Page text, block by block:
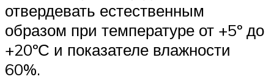
отвердевать естественным
образом при температуре от +5º до
+20ºС и показателе влажности
60%.